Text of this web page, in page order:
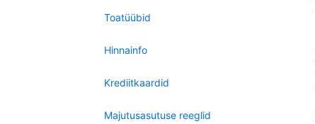
Toatüübid
Hinnainfo
Krediitkaardid
Majutusasutuse reeglid